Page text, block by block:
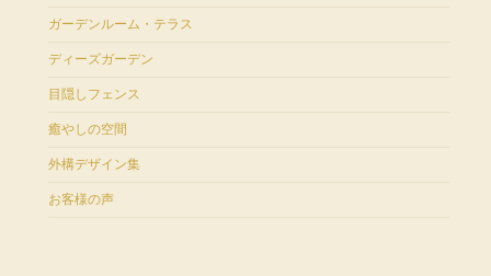
ガーデンルーム・テラス
ディーズガーデン
目隠しフェンス
癒やしの空間
外構デザイン集
お客様の声